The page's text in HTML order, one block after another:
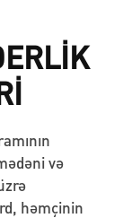
və
həmçinin